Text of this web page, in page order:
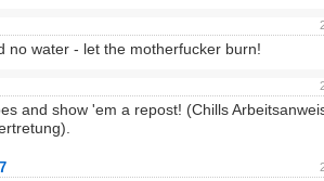
no water - let the motherfucker burn!
and show 'em a repost! (Chills